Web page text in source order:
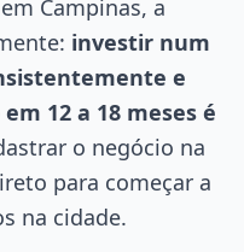
Campinas, a
investir num
e
12 a 18 meses é
o negócio na
para começar a
na cidade.